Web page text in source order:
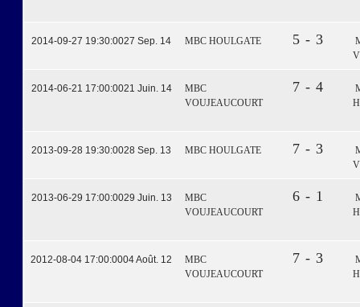
2014-09-27 19:30:0027 Sep. 14 MBC HOULGATE 5 - 3
2014-06-21 17:00:0021 Juin. 14
MBC
VOUJEAUCOURT
7 - 4
2013-09-28 19:30:0028 Sep. 13 MBC HOULGATE 7 - 3
2013-06-29 17:00:0029 Juin. 13
MBC
VOUJEAUCOURT
6 - 1
2012-08-04 17:00:0004 Août. 12
MBC
VOUJEAUCOURT
7 - 3